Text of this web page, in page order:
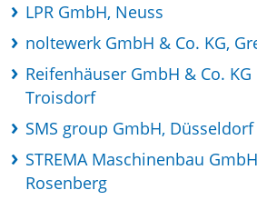
LPR GmbH, Neuss
noltewerk GmbH & Co. KG,
Reifenhäuser GmbH & Co.
Troisdorf
SMS group GmbH, Düsseldorf
STREMA Maschinenbau
Rosenberg